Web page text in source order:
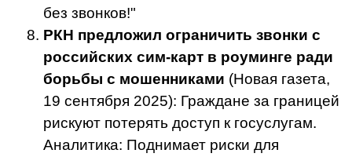
без звонков!"
РКН предложил ограничить звонки с
российских сим-карт в роуминге ради
борьбы с мошенниками (Новая газета,
19 сентября 2025): Граждане за границей
рискуют потерять доступ к госуслугам.
Аналитика: Поднимает риски для